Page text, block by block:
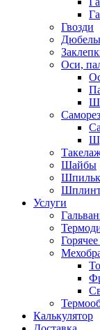
Гвозди
Оси,
Шайбы
Услуги
Калькулятор